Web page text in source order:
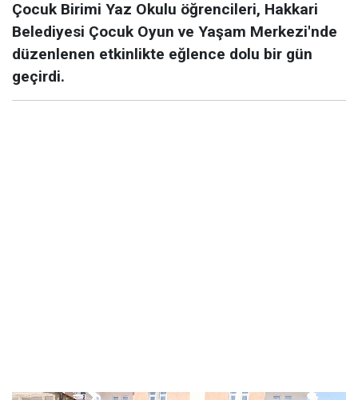
Çocuk Birimi Yaz Okulu öğrencileri, Hakkari
Belediyesi Çocuk Oyun ve Yaşam Merkezi'nde
düzenlenen etkinlikte eğlence dolu bir gün
geçirdi.